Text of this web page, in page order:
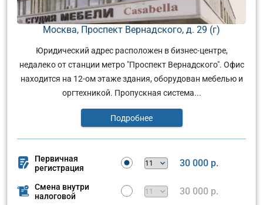
Москва, Проспект Вернадского, д. 29 (г)
Юридический адрес расположен в бизнес-центре,
недалеко от станции метро "Проспект Вернадского". Офис
находится на 12-ом этаже здания, оборудован мебелью и
оргтехникой. Пропускная система...
Подробнее
Первичная
регистрация
30 000 р.
Смена внутри
налоговой
30 000 р.